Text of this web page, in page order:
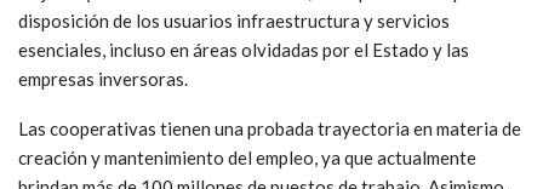
disposición de los usuarios infraestructura y servicios
esenciales, incluso en áreas olvidadas por el Estado y las
empresas inversoras.
Las cooperativas tienen una probada trayectoria en materia de
creación y mantenimiento del empleo, ya que actualmente